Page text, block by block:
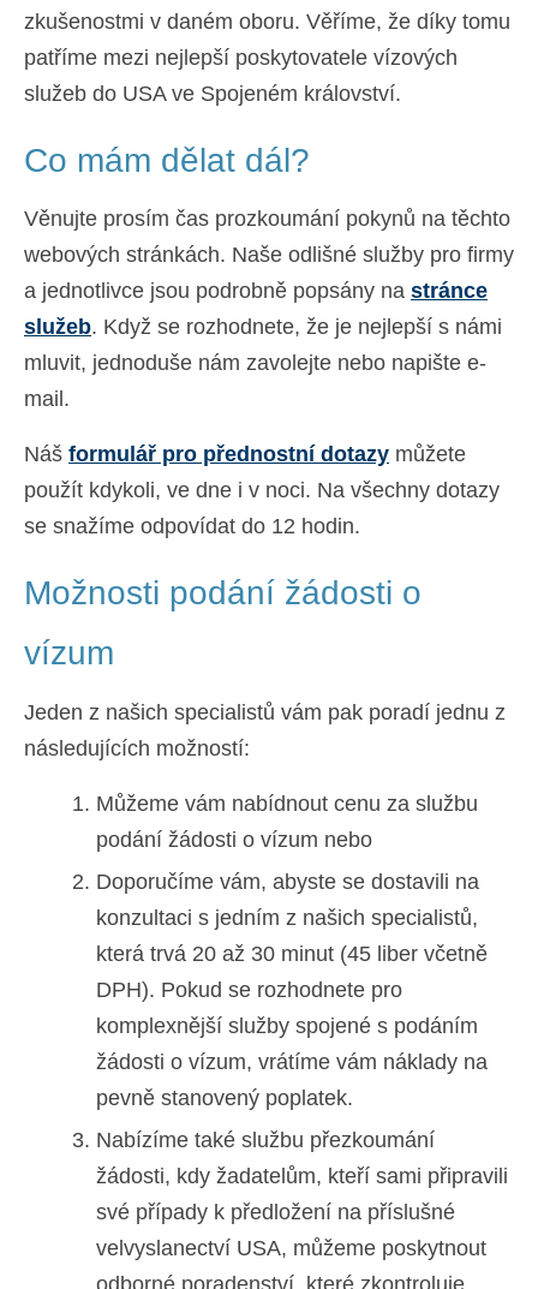
zkušenostmi v daném oboru. Věříme, že díky tomu
patříme mezi nejlepší poskytovatele vízových
služeb do USA ve Spojeném království.
Co mám dělat dál?
Věnujte prosím čas prozkoumání pokynů na těchto
webových stránkách. Naše odlišné služby pro firmy
a jednotlivce jsou podrobně popsány na stránce
služeb. Když se rozhodnete, že je nejlepší s námi
mluvit, jednoduše nám zavolejte nebo napište e-
mail.
Náš formulář pro přednostní dotazy můžete
použít kdykoli, ve dne i v noci. Na všechny dotazy
se snažíme odpovídat do 12 hodin.
Možnosti podání žádosti o
vízum
Jeden z našich specialistů vám pak poradí jednu z
následujících možností:
Můžeme vám nabídnout cenu za službu
podání žádosti o vízum nebo
Doporučíme vám, abyste se dostavili na
konzultaci s jedním z našich specialistů,
která trvá 20 až 30 minut (45 liber včetně
DPH). Pokud se rozhodnete pro
komplexnější služby spojené s podáním
žádosti o vízum, vrátíme vám náklady na
pevně stanovený poplatek.
Nabízíme také službu přezkoumání
žádosti, kdy žadatelům, kteří sami připravili
své případy k předložení na příslušné
velvyslanectví USA, můžeme poskytnout
odborné poradenství, které zkontroluje